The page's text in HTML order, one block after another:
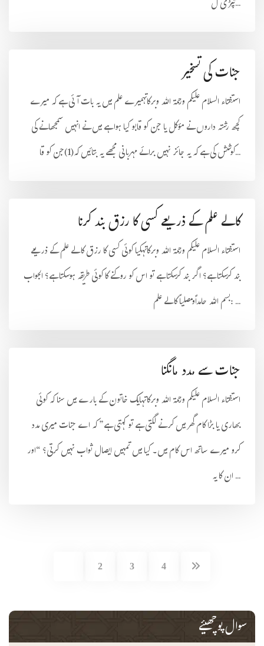
جنات کی تسخیر
استفتاء السلام علیکم ورحمۃ اللہ وبرکاتہمیرے علم میں یہ بات آئی ہے کہ میرے
کچھ رشتہ داروں نے مؤکل یا جن کو قابو کیا ہوا ہے میں نے انہیں سمجھانے کی
کوشش کی ہے کہ یہ جائز نہیں برائے مہربانی مجھے یہ بتائیں کہ(1)جن کو قا...
کالے علم کے ذریعے کسی کا رزق بند کرنا
استفتاء السلام علیکم ورحمۃ اللہ وبرکاتہکیا کوئی کسی کا رزق کالے علم کے ذریعے
بند کرسکتا ہے؟ اگر بند کرسکتا ہے تو اس کو روکنے کا کوئی طریقہ ہوسکتا ہے؟ الجواب
:بسم اللہ حامداًومصلیاً کالے علم ...
جنات سے مدد مانگنا
استفتاء السلام علیکم ورحمۃ اللہ وبرکاتہايك خاتون كے بارے میں سنا کہ کوئی
بھاری یا بڑا کام گھر میں کرنے لگتی ہے تو کہتی ہے” کہ اے جنات میری مدد
کرو میرے ساتھ اس کام میں۔ کیا میں تمہیں ایصال ثواب نہیں کرتی؟ “اور
ان کا یہ ...
2 3 4
سوال پوچھیئے